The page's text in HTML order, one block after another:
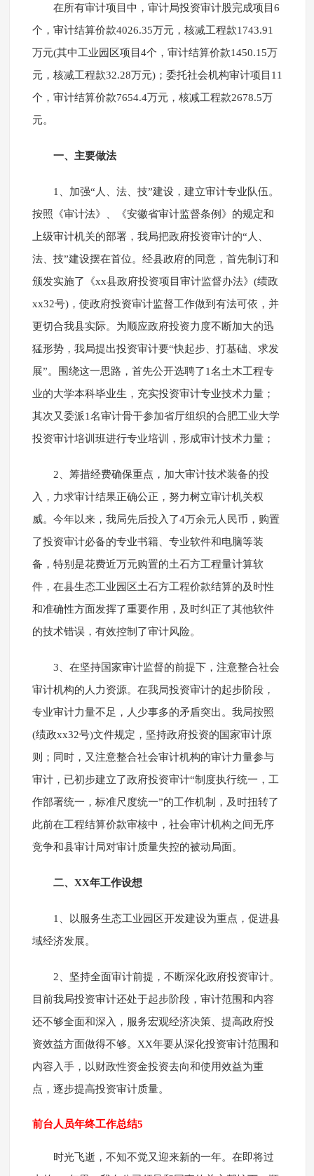
在所有审计项目中，审计局投资审计股完成项目6
个，审计结算价款4026.35万元，核减工程款1743.91
万元(其中工业园区项目4个，审计结算价款1450.15万
元，核减工程款32.28万元)；委托社会机构审计项目11
个，审计结算价款7654.4万元，核减工程款2678.5万
元。
一、主要做法
1、加强“人、法、技”建设，建立审计专业队伍。
按照《审计法》、《安徽省审计监督条例》的规定和
上级审计机关的部署，我局把政府投资审计的“人、
法、技”建设摆在首位。经县政府的同意，首先制订和
颁发实施了《xx县政府投资项目审计监督办法》(绩政
xx32号)，使政府投资审计监督工作做到有法可依，并
更切合我县实际。为顺应政府投资力度不断加大的迅
猛形势，我局提出投资审计要“快起步、打基础、求发
展”。围绕这一思路，首先公开选聘了1名土木工程专
业的大学本科毕业生，充实投资审计专业技术力量；
其次又委派1名审计骨干参加省厅组织的合肥工业大学
投资审计培训班进行专业培训，形成审计技术力量；
2、筹措经费确保重点，加大审计技术装备的投
入，力求审计结果正确公正，努力树立审计机关权
威。今年以来，我局先后投入了4万余元人民币，购置
了投资审计必备的专业书籍、专业软件和电脑等装
备，特别是花费近万元购置的土石方工程量计算软
件，在县生态工业园区土石方工程价款结算的及时性
和准确性方面发挥了重要作用，及时纠正了其他软件
的技术错误，有效控制了审计风险。
3、在坚持国家审计监督的前提下，注意整合社会
审计机构的人力资源。在我局投资审计的起步阶段，
专业审计力量不足，人少事多的矛盾突出。我局按照
(绩政xx32号)文件规定，坚持政府投资的国家审计原
则；同时，又注意整合社会审计机构的审计力量参与
审计，已初步建立了政府投资审计“制度执行统一，工
作部署统一，标准尺度统一”的工作机制，及时扭转了
此前在工程结算价款审核中，社会审计机构之间无序
竞争和县审计局对审计质量失控的被动局面。
二、XX年工作设想
1、以服务生态工业园区开发建设为重点，促进县
域经济发展。
2、坚持全面审计前提，不断深化政府投资审计。
目前我局投资审计还处于起步阶段，审计范围和内容
还不够全面和深入，服务宏观经济决策、提高政府投
资效益方面做得不够。XX年要从深化投资审计范围和
内容入手，以财政性资金投资去向和使用效益为重
点，逐步提高投资审计质量。
前台人员年终工作总结5
时光飞逝，不知不觉又迎来新的一年。在即将过